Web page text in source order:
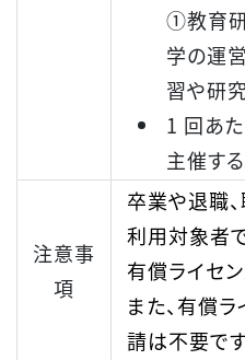
①教育
学の運
習や研
1 回あ
主催す
注意事
項
卒業や退職
利用対象者
有償ライセ
また、有償
請は不要です